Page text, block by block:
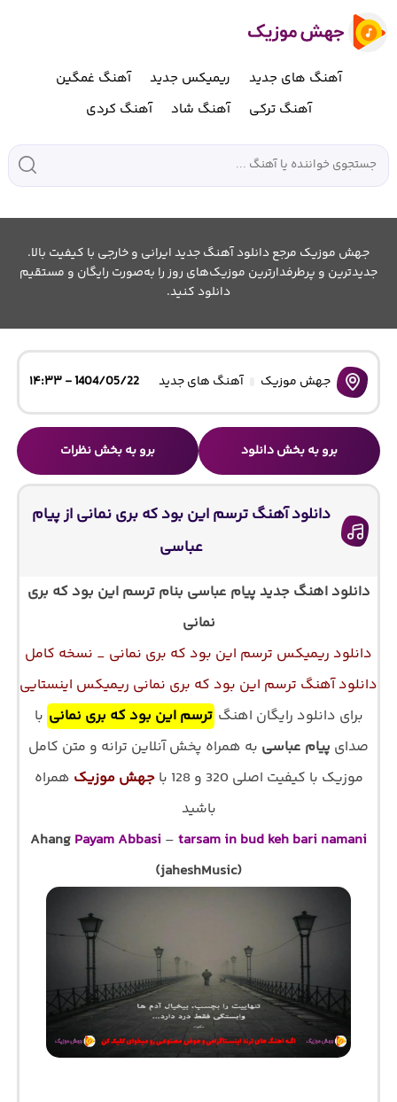
آهنگ های جدید ریمیکس جدید
آهنگ غمگین
آهنگ ترکی
آهنگ شاد آهنگ کردی
جهش موزیک مرجع دانلود آهنگ جدید ایرانی و خارجی با کیفیت بالا.
جدیدترین و پرطرفدارترین موزیک‌های روز را به‌صورت رایگان و مستقیم
دانلود کنید.
جهش موزیک آهنگ های جدید 1404/05/22 - ۱۴:۳۳
برو به بخش دانلود برو به بخش نظرات
دانلود آهنگ ترسم این بود که بری نمانی از پیام
عباسی
دانلود اهنگ جدید پیام عباسی بنام ترسم این بود که بری
نمانی
دانلود ریمیکس ترسم این بود که بری نمانی _ نسخه کامل
دانلود آهنگ ترسم این بود که بری نمانی ریمیکس اینستایی
برای دانلود رایگان اهنگ ترسم این بود که بری نمانی با
صدای پیام عباسی به همراه پخش آنلاین ترانه و متن کامل
موزیک با کیفیت اصلی 320 و 128 با
جهش موزیک همراه
باشید
Ahang Payam Abbasi – tarsam in bud keh bari namani
(jaheshMusic)